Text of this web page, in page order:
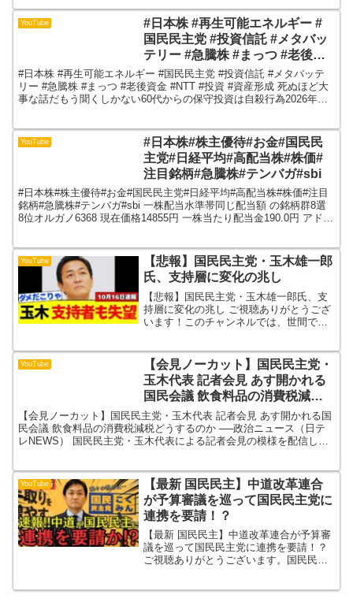
しかし、成果が出た途端に立憲民主党が
「我々の成果だ」と虚偽...
YouTube
#日本株 #再生可能エネルギー #
国民民主党 #投資信託 #メタバッ
テリー #急騰株 #まっつ #老後資
金 #NTT #投資 #資産形成
#日本株 #再生可能エネルギー #国民民主党 #投資信託 #メタバッテ
リー #急騰株 #まっつ #老後資金 #NTT #投資 #資産形成 死ぬほど大
事な話だもう聞くしかない60代からの保守投資は自殺行為2026年資
YouTube
#日本株#株主優待#お金#国民民
主党#日経平均#高配当株#株価#
注目銘柄#急騰株#テンバガ#sbi
#日本株#株主優待#お金#国民民主党#日経平均#高配当株#株価#注目
銘柄#急騰株#テンバガ#sbi 一株配当水準帯同じ配当額 の銘柄群8選
8位オルガノ6368 現在価格14855円 一株当たり配当金190.0円 アドバ
YouTube
【悲報】国民民主党・玉木雄一郎
氏、支持層に変化の兆し
【悲報】国民民主党・玉木雄一郎氏、支
持層に変化の兆し ご視聴ありがとうござ
います！このチャンネルでは、世間で話
なさんと日本の政治について意見を共有
したいので、ぜひ動画へ...
YouTube
【会見ノーカット】国民民主党・
玉木代表 記者会見 あす開かれる
国民会議 飲食料品の消費税減税
どうするのか ──政治ニュース
（日テレNEWS）
【会見ノーカット】国民民主党・玉木代表 記者会見 あす開かれる国
民会議 飲食料品の消費税減税どうするのか ──政治ニュース（日テ
レNEWS） 国民民主党・玉木代表による記者会見の模様を配信しま
YouTube
【最新 国民民主】中道改革連合
が予算審議を巡って国民民主党に
連携を要請！？
【最新 国民民主】中道改革連合が予算審
議を巡って国民民主党に連携を要請！？
ご視聴ありがとうございます。国民民主